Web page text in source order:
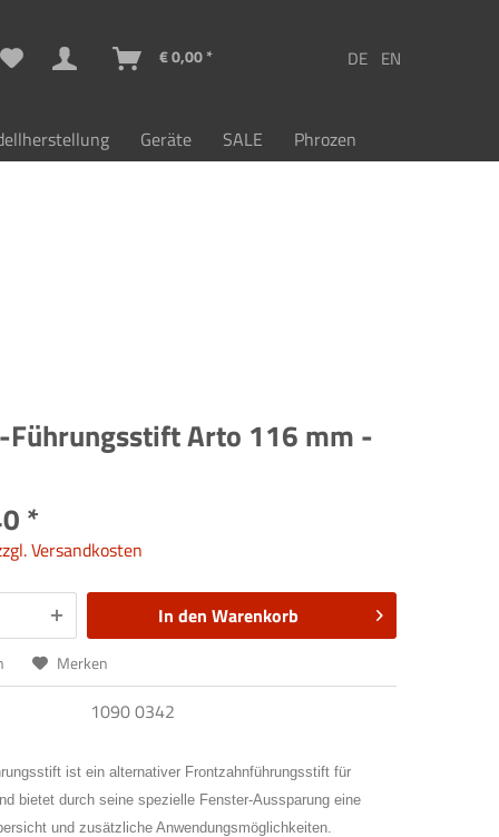
€ 0,00 *
Geräte SALE Phrozen
Führungsstift Arto 116 mm -
*
Versandkosten
In den Warenkorb
Merken
1090 0342
ist ein alternativer Frontzahnführungsstift für
bietet durch seine spezielle Fenster-Aussparung eine
und zusätzliche Anwendungsmöglichkeiten.